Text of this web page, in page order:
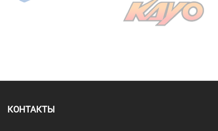
КОНТАКТЫ